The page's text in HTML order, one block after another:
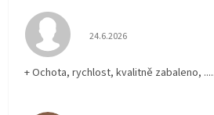
Hodnocení obchodu je 5 z
24.6.2026
+ Ochota, rychlost, kvalitně zabaleno, .....